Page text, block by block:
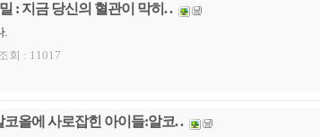
: 지금 당신의 혈관이 막히. .
.
회 : 11017
코올에 사로잡힌 아이들:알코. .